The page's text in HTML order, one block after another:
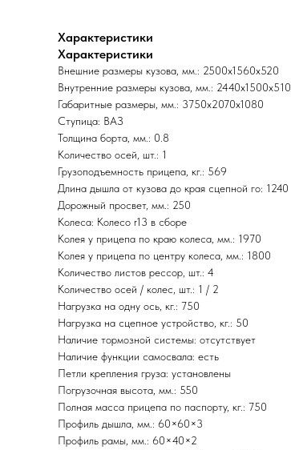
Характеристики
Характеристики
Внешние размеры кузова, мм.: 2500х1560х520
Внутренние размеры кузова, мм.: 2440х1500х510
Габаритные размеры, мм.: 3750х2070х1080
Ступица: ВАЗ
Толщина борта, мм.: 0.8
Количество осей, шт.: 1
Грузоподъемность прицепа, кг.: 569
Длина дышла от кузова до края сцепной го: 1240
Дорожный просвет, мм.: 250
Колеса: Колесо r13 в сборе
Колея у прицепа по краю колеса, мм.: 1970
Колея у прицепа по центру колеса, мм.: 1800
Количество листов рессор, шт.: 4
Количество осей / колес, шт.: 1 / 2
Нагрузка на одну ось, кг.: 750
Нагрузка на сцепное устройство, кг.: 50
Наличие тормозной системы: отсутствует
Наличие функции самосвала: есть
Петли крепления груза: установлены
Погрузочная высота, мм.: 550
Полная масса прицепа по паспорту, кг.: 750
Профиль дышла, мм.: 60×60×3
Профиль рамы, мм.: 60×40×2